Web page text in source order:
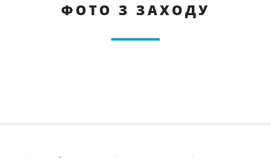
ФОТО З ЗАХОДУ